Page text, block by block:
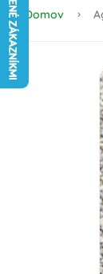
Domov